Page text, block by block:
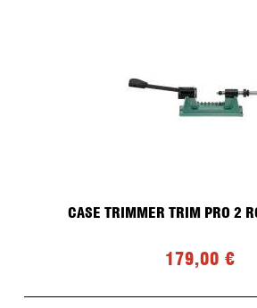
CASE TRIMMER TRIM PRO 2
179,00 €